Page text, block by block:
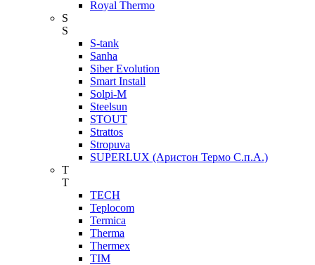
Royal Thermo
S
S
S-tank
Sanha
Siber Evolution
Smart Install
Solpi-M
Steelsun
STOUT
Strattos
Stropuva
SUPERLUX (Аристон Термо С.п.А.)
T
T
TECH
Teplocom
Termica
Therma
Thermex
TIM